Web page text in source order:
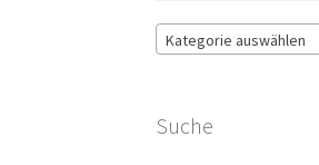
Kategorie auswählen
Suche